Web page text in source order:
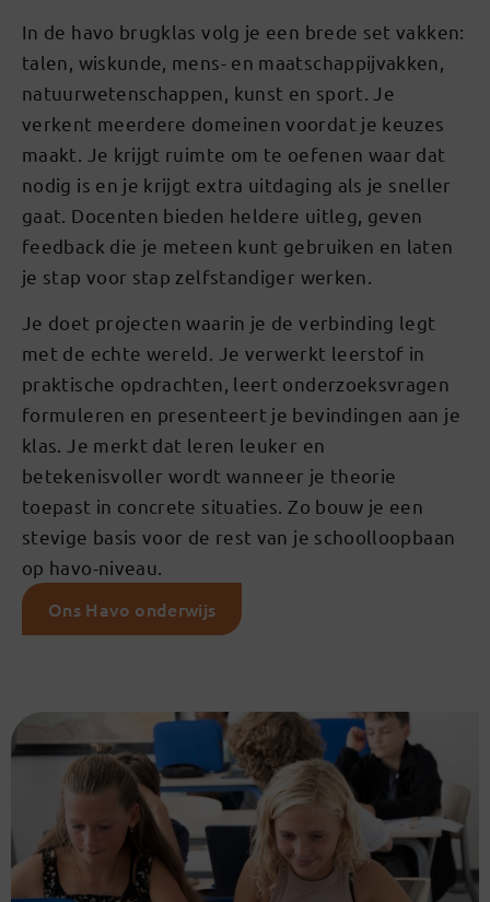
In de havo brugklas volg je een brede set vakken:
talen, wiskunde, mens- en maatschappijvakken,
natuurwetenschappen, kunst en sport. Je
verkent meerdere domeinen voordat je keuzes
maakt. Je krijgt ruimte om te oefenen waar dat
nodig is en je krijgt extra uitdaging als je sneller
gaat. Docenten bieden heldere uitleg, geven
feedback die je meteen kunt gebruiken en laten
je stap voor stap zelfstandiger werken.
Je doet projecten waarin je de verbinding legt
met de echte wereld. Je verwerkt leerstof in
praktische opdrachten, leert onderzoeksvragen
formuleren en presenteert je bevindingen aan je
klas. Je merkt dat leren leuker en
betekenisvoller wordt wanneer je theorie
toepast in concrete situaties. Zo bouw je een
stevige basis voor de rest van je schoolloopbaan
op havo-niveau.
Ons Havo onderwijs